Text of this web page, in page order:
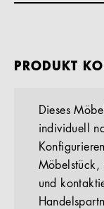
PRODUKT
Dieses
individuell
Möbelstück,
und